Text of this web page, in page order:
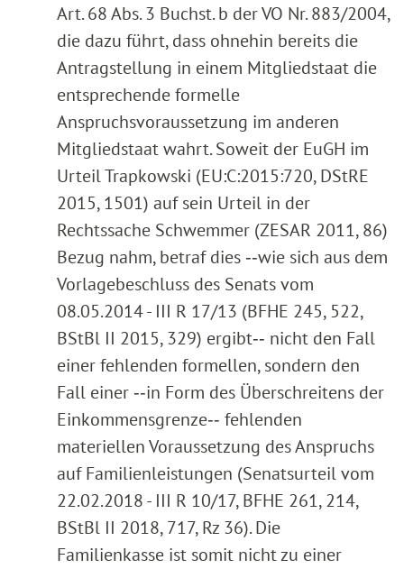
Art. 68 Abs. 3 Buchst. b der VO Nr. 883/2004,
die dazu führt, dass ohnehin bereits die
Antragstellung in einem Mitgliedstaat die
entsprechende formelle
Anspruchsvoraussetzung im anderen
Mitgliedstaat wahrt. Soweit der EuGH im
Urteil Trapkowski (EU:C:2015:720, DStRE
2015, 1501) auf sein Urteil in der
Rechtssache Schwemmer (ZESAR 2011, 86)
Bezug nahm, betraf dies ‑‑wie sich aus dem
Vorlagebeschluss des Senats vom
08.05.2014 - III R 17/13 (BFHE 245, 522,
BStBl II 2015, 329) ergibt‑‑ nicht den Fall
einer fehlenden formellen, sondern den
Fall einer ‑‑in Form des Überschreitens der
Einkommensgrenze‑‑ fehlenden
materiellen Voraussetzung des Anspruchs
auf Familienleistungen (Senatsurteil vom
22.02.2018 - III R 10/17, BFHE 261, 214,
BStBl II 2018, 717, Rz 36). Die
Familienkasse ist somit nicht zu einer